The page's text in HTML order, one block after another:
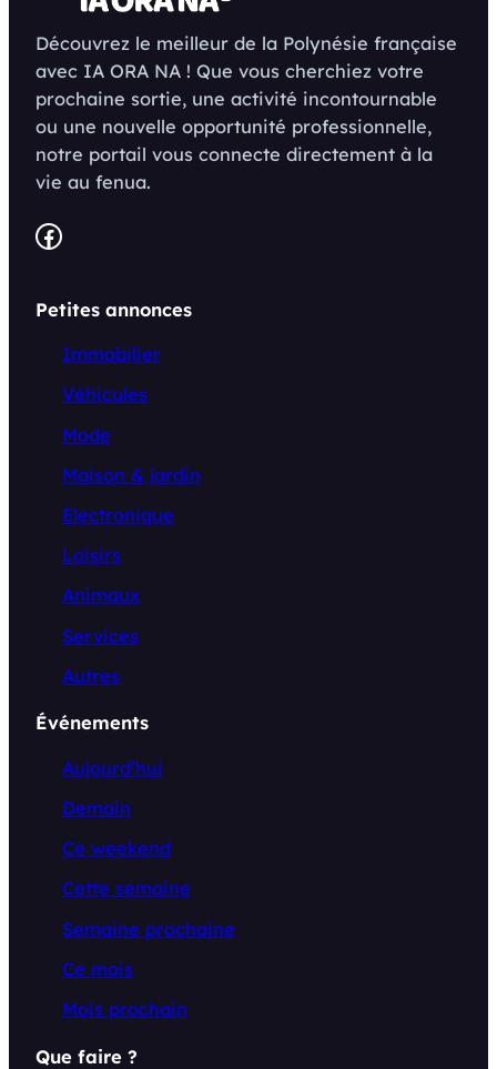
Découvrez le meilleur de la Polynésie française
avec IA ORA NA ! Que vous cherchiez votre
prochaine sortie, une activité incontournable
ou une nouvelle opportunité professionnelle,
notre portail vous connecte directement à la
vie au fenua.
Facebook
Petites annonces
Immobilier
Véhicules
Mode
Maison & jardin
Electronique
Loisirs
Animaux
Services
Autres
Événements
Aujourd’hui
Demain
Ce weekend
Cette semaine
Semaine prochaine
Ce mois
Mois prochain
Que faire ?